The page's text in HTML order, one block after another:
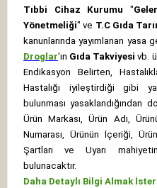
Tıbbi Cihaz Kurumu "
Yönetmeliği" ve T.C Gıda
kanunlarında yayımlanan yasa
Droglar'ın Gıda Takviyesi vb.
Endikasyon Belirten,
Hastalığı iyileştirdiği gibi
bulunması yasaklandığından
Ürün Markası, Ürün Adı,
Numarası, Ürünün İçeriği,
Şartları ve Uyarı
bulunacaktır.
Daha Detaylı Bilgi Almak